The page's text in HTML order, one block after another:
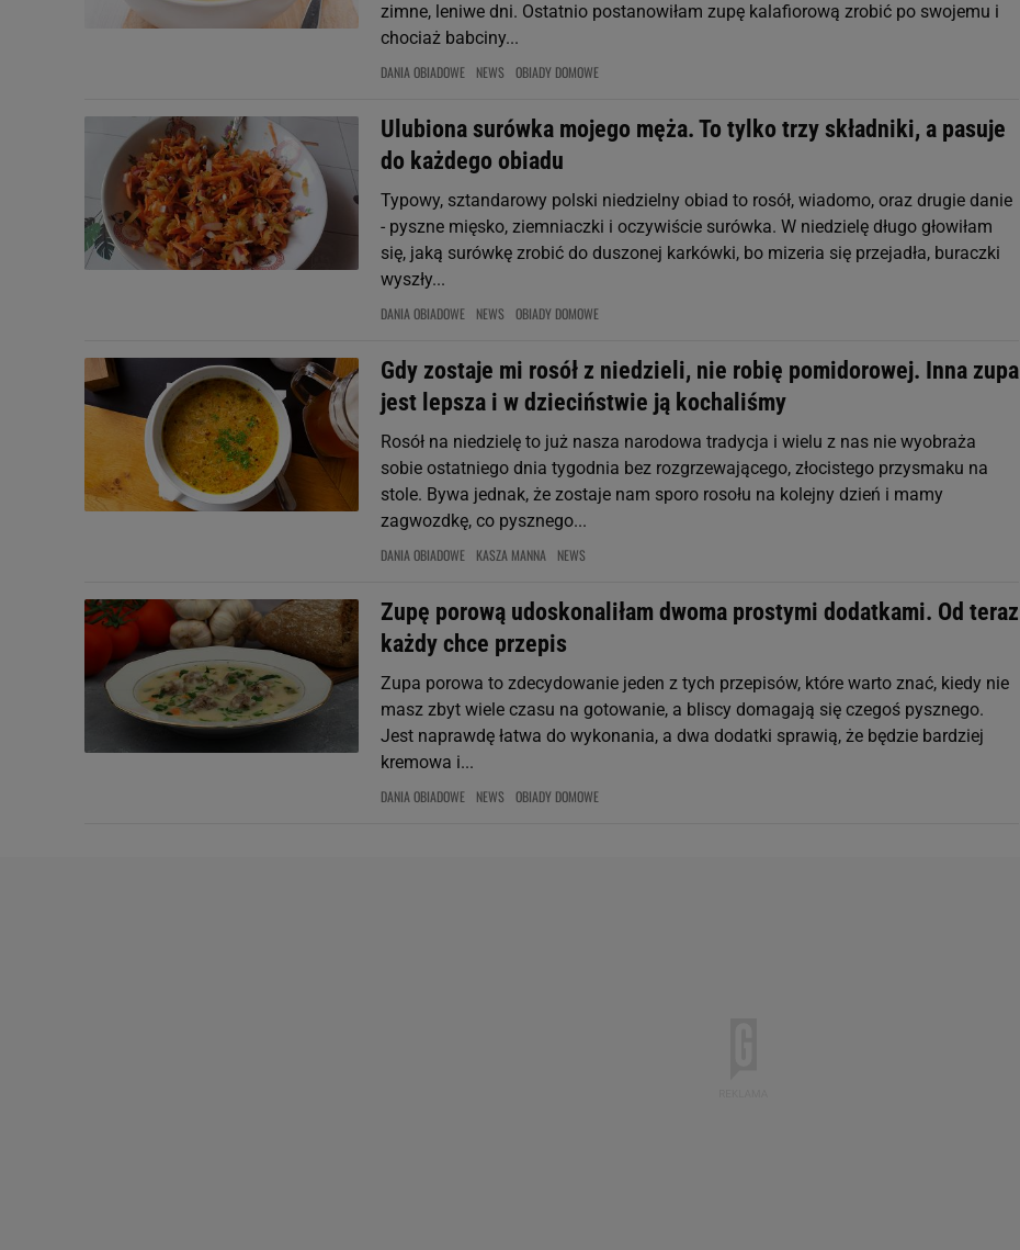
zimne, leniwe dni. Ostatnio postanowiłam zupę kalafiorową zrobić po swojemu i
chociaż babciny...
DANIA OBIADOWE NEWS OBIADY DOMOWE
Ulubiona surówka mojego męża. To tylko trzy składniki, a pasuje
do każdego obiadu
Typowy, sztandarowy polski niedzielny obiad to rosół, wiadomo, oraz drugie danie
- pyszne mięsko, ziemniaczki i oczywiście surówka. W niedzielę długo głowiłam
się, jaką surówkę zrobić do duszonej karkówki, bo mizeria się przejadła, buraczki
wyszły...
DANIA OBIADOWE NEWS OBIADY DOMOWE
Gdy zostaje mi rosół z niedzieli, nie robię pomidorowej. Inna zupa
jest lepsza i w dzieciństwie ją kochaliśmy
Rosół na niedzielę to już nasza narodowa tradycja i wielu z nas nie wyobraża
sobie ostatniego dnia tygodnia bez rozgrzewającego, złocistego przysmaku na
stole. Bywa jednak, że zostaje nam sporo rosołu na kolejny dzień i mamy
zagwozdkę, co pysznego...
DANIA OBIADOWE KASZA MANNA NEWS
Zupę porową udoskonaliłam dwoma prostymi dodatkami. Od teraz
każdy chce przepis
Zupa porowa to zdecydowanie jeden z tych przepisów, które warto znać, kiedy nie
masz zbyt wiele czasu na gotowanie, a bliscy domagają się czegoś pysznego.
Jest naprawdę łatwa do wykonania, a dwa dodatki sprawią, że będzie bardziej
kremowa i...
DANIA OBIADOWE NEWS OBIADY DOMOWE